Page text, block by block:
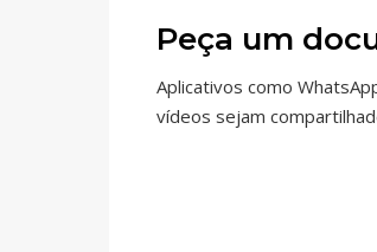
Peça um
Aplicativos como
vídeos sejam